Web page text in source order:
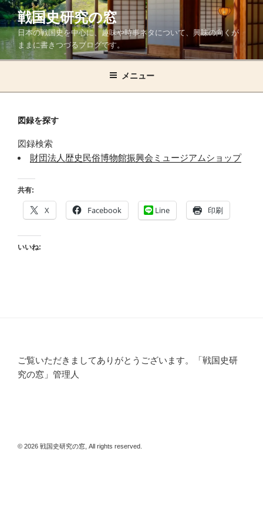
コ
ン
ン
ツ
ス
戦国史研究の窓
日本の戦国史を中心に、趣味や時事ネタについて、興味の向くが
ままに書きつづるブログです。
メニュー
図録を探す
図録検索
財団法人歴史民俗博物館振興会ミュージアムショップ
共有:
X Facebook Line 印刷
いいね:
ご覧いただきましてありがとうございます。「戦国史研
究の窓」管理人
© 2026 戦国史研究の窓, All rights reserved.